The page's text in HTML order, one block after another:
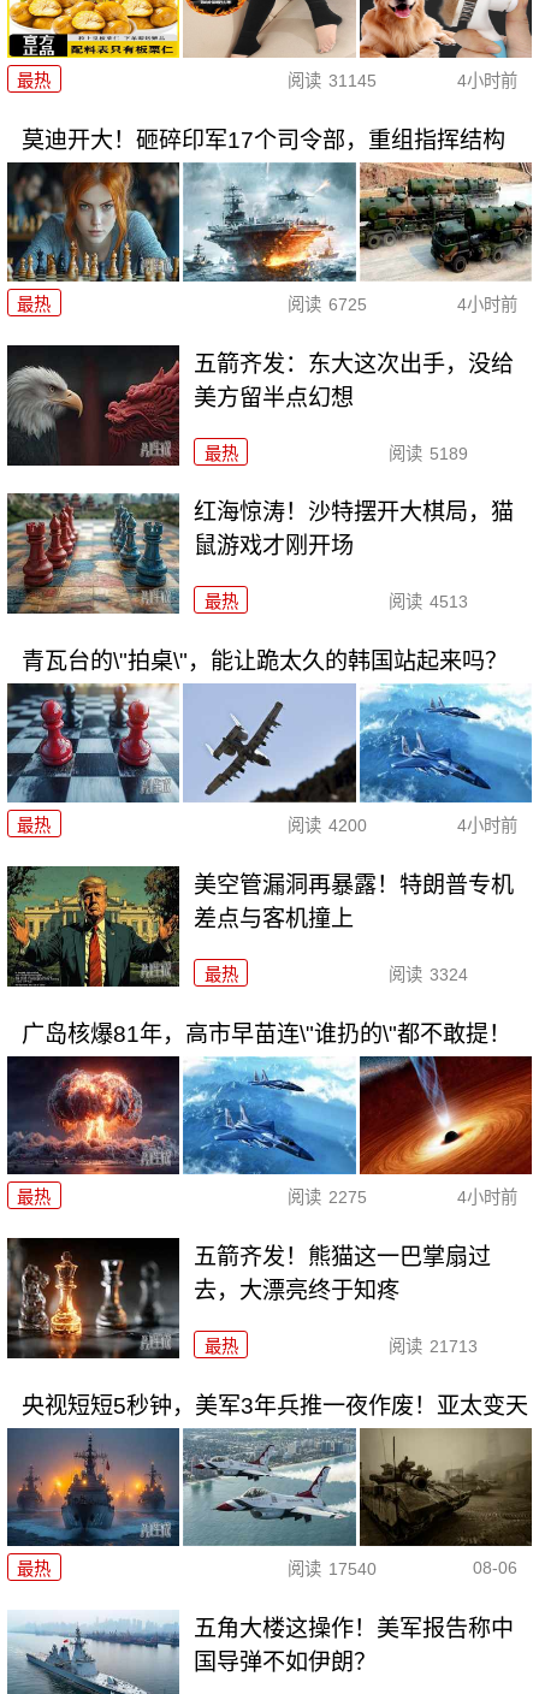
最热 阅读 31145 4小时前
莫迪开大！砸碎印军17个司令部，重组指挥结构
最热 阅读 6725 4小时前
五箭齐发：东大这次出手，没给
美方留半点幻想
最热 阅读 5189
红海惊涛！沙特摆开大棋局，猫
鼠游戏才刚开场
最热 阅读 4513
青瓦台的\"拍桌\"，能让跪太久的韩国站起来吗？
最热 阅读 4200 4小时前
美空管漏洞再暴露！特朗普专机
差点与客机撞上
最热 阅读 3324
广岛核爆81年，高市早苗连\"谁扔的\"都不敢提！
最热 阅读 2275 4小时前
五箭齐发！熊猫这一巴掌扇过
去，大漂亮终于知疼
最热 阅读 21713
央视短短5秒钟，美军3年兵推一夜作废！亚太变天
最热 阅读 17540 08-06
五角大楼这操作！美军报告称中
国导弹不如伊朗？